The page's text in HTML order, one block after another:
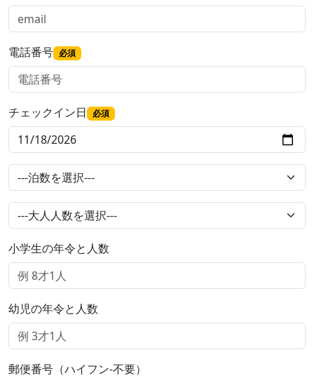
電話番号 必須
チェックイン日 必須
小学生の年令と人数
幼児の年令と人数
郵便番号（ハイフン-不要）